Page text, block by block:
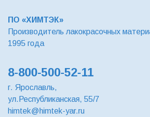
ПО «ХИМТЭК»
Производитель лакокрасочных
1995 года
8-800-500-52-11
г. Ярославль,
ул.Республиканская, 55/7
himtek@himtek-yar.ru